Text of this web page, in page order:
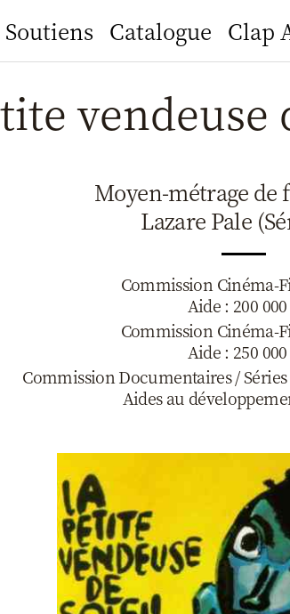
Soutiens Catalogue Clap
vendeuse
Moyen-métrage de
Lazare Pale
Commission Cinéma-
Aide : 200
Commission Cinéma-
Aide : 250
Commission Documentaires /
Aides au